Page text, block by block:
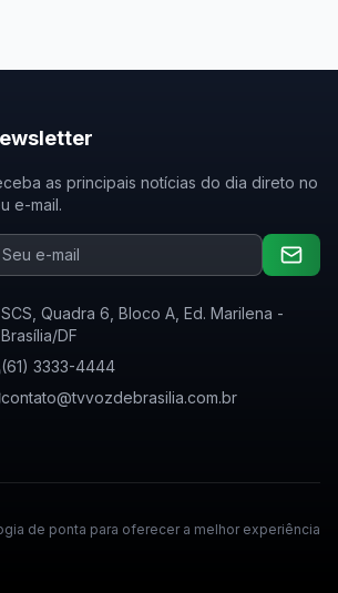
as principais notícias do dia direto no
e-mail.
SCS, Quadra 6, Bloco A, Ed. Marilena -
Brasília/DF
(61) 3333-4444
contato@tvvozdebrasilia.com.br
de ponta para oferecer a melhor experiência